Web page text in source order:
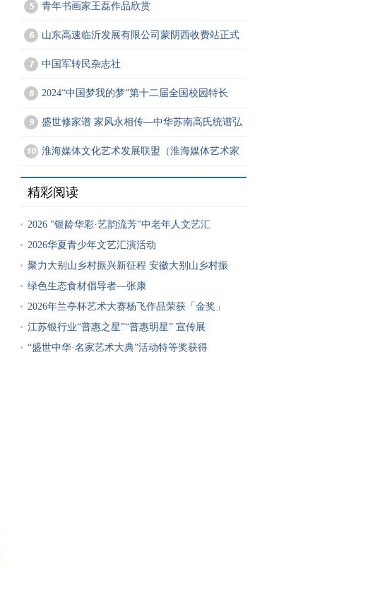
青年书画家王磊作品欣赏
山东高速临沂发展有限公司蒙阴西收费站正式
中国军转民杂志社
2024“中国梦我的梦”第十二届全国校园特长
盛世修家谱 家风永相传—中华苏南高氏统谱弘
淮海媒体文化艺术发展联盟（淮海媒体艺术家
精彩阅读
2026 "银龄华彩·艺韵流芳"中老年人文艺汇
2026华夏青少年文艺汇演活动
聚力大别山乡村振兴新征程 安徽大别山乡村振
绿色生态食材倡导者—张康
2026年兰亭杯艺术大赛杨飞作品荣获「金奖」
江苏银行业“普惠之星”“普惠明星” 宣传展
“盛世中华·名家艺术大典”活动特等奖获得